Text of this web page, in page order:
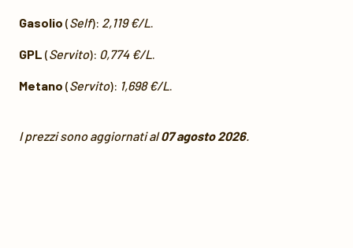
Gasolio (Self): 2,119 €/L.
GPL (Servito): 0,774 €/L.
Metano (Servito): 1,698 €/L.
I prezzi sono aggiornati al07 agosto 2026.